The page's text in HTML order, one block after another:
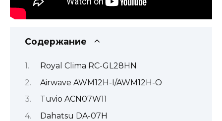
Содержание
Royal Clima RC-GL28HN
Airwave AWM12H-I/AWM12H-O
Tuvio ACN07W11
Dahatsu DA-07H